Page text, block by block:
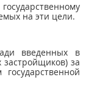
на эти цели.
введенных в
за